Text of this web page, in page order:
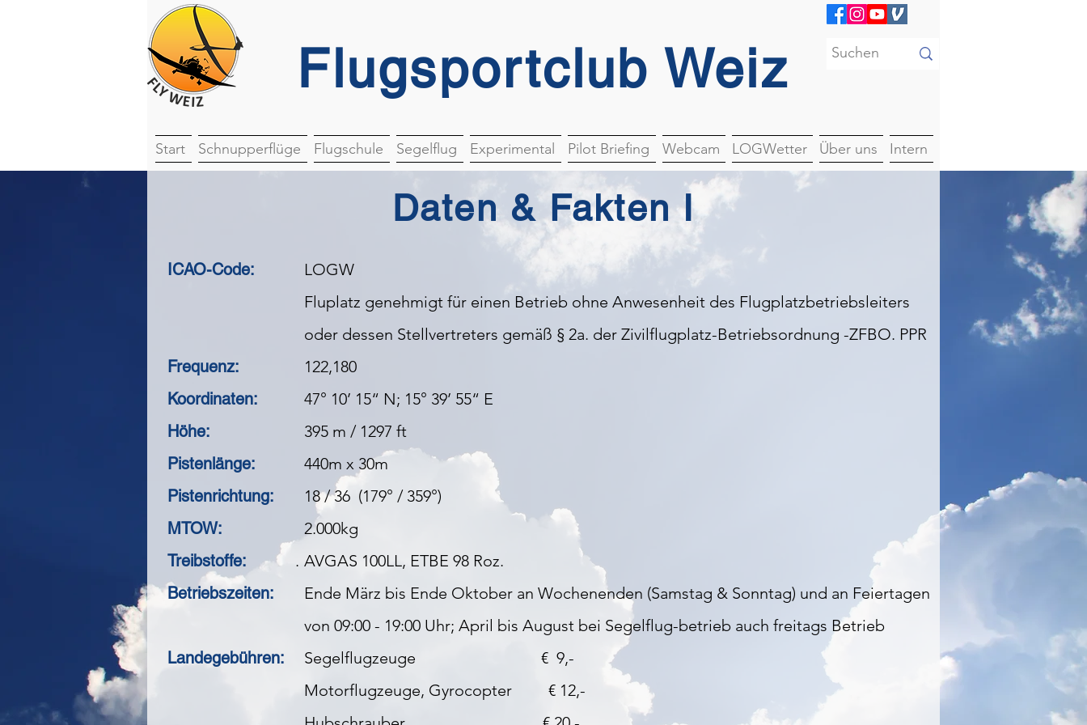
Flugsportclub Weiz
Start Schnupperflüge Flugschule Segelflug Experimental Pilot Briefing Webcam LOGWetter Über uns Intern
ICAO-Code:
Frequenz:
Koordinaten:
Höhe:
Pistenlänge:
Pistenrichtung:
MTOW:
Treibstoffe: .
Betriebszeiten:
Landegebühren:
Daten & Fakten I
LOGW
Fluplatz genehmigt für einen Betrieb ohne Anwesenheit des Flugplatzbetriebsleiters
oder dessen Stellvertreters gemäß § 2a. der Zivilflugplatz-Betriebsordnung -ZFBO. PPR
122,180
47° 10’ 15“ N; 15° 39’ 55“ E
395 m / 1297 ft
440m x 30m
18 / 36 (179° / 359°)
2.000kg
AVGAS 100LL, ETBE 98 Roz.
Ende März bis Ende Oktober an Wochenenden (Samstag & Sonntag) und an Feiertagen
von 09:00 - 19:00 Uhr; April bis August bei Segelflug-betrieb auch freitags Betrieb
Segelflugzeuge € 9,-
Motorflugzeuge, Gyrocopter € 12,-